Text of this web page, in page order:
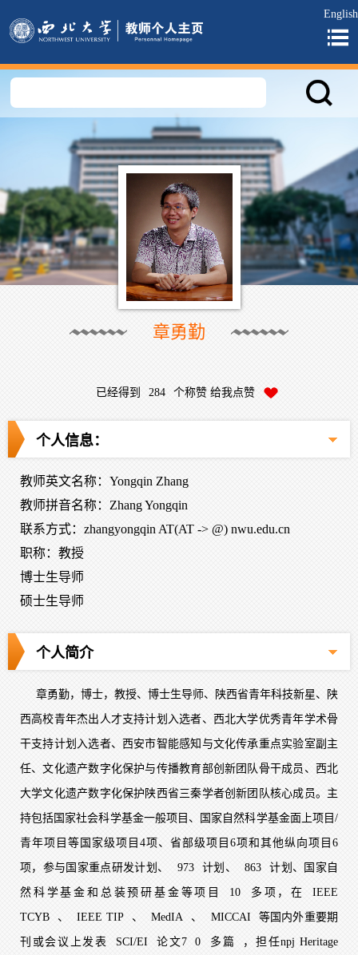
English
章勇勤
已经得到 284 个称赞 给我点赞
个人信息：
教师英文名称：Yongqin Zhang
教师拼音名称：Zhang Yongqin
联系方式：zhangyongqin AT(AT -> @) nwu.edu.cn
职称：教授
博士生导师
硕士生导师
个人简介
章勇勤，博士，教授、博士生导师、陕西省青年科技新星、陕
西高校青年杰出人才支持计划入选者、西北大学优秀青年学术骨
干支持计划入选者、西安市智能感知与文化传承重点实验室副主
任、文化遗产数字化保护与传播教育部创新团队骨干成员、西北
大学文化遗产数字化保护陕西省三秦学者创新团队核心成员。主
持包括国家社会科学基金一般项目、国家自然科学基金面上项目/
青年项目等国家级项目4项、省部级项目6项和其他纵向项目6
项，参与国家重点研发计划、 973 计划、 863 计划、国家自
然科学基金和总装预研基金等项目 10 多项，在 IEEE
TCYB 、 IEEE TIP 、 MedIA 、 MICCAI 等国内外重要期
刊或会议上发表 SCI/EI 论文7 0 多篇 ，担任npj Heritage